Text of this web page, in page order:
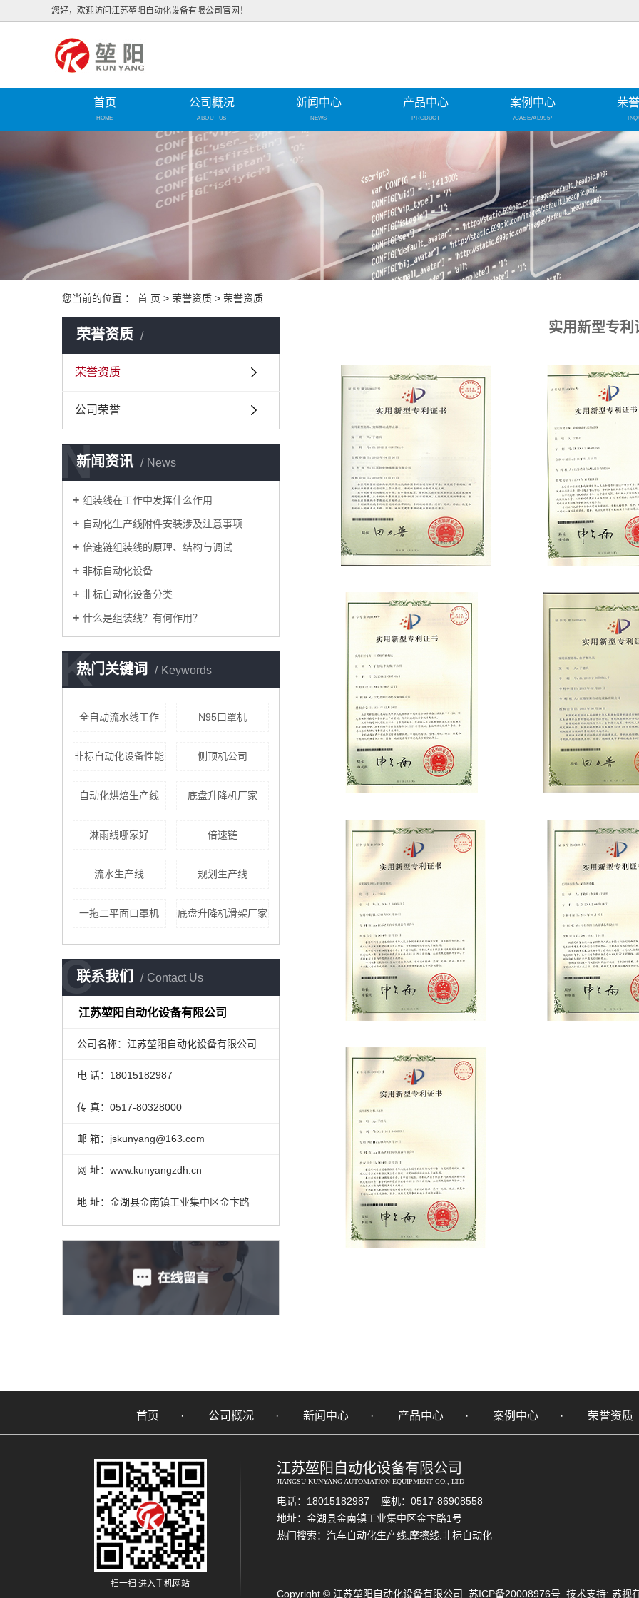
您好，欢迎访问江苏堃阳自动化设备有限公司官网！
首页
HOME
公司概况
ABOUT US
新闻中心
NEWS
产品中心
PRODUCT
案例中心
/CASE/AL995/
荣
您当前的位置 ： 首 页 > 荣誉资质 > 荣誉资质
荣誉资质
荣誉资质
公司荣誉
新闻资讯 News
N
组装线在工作中发挥什么作用
自动化生产线附件安装涉及注意事项
倍速链组装线的原理、结构与调试
非标自动化设备
非标自动化设备分类
什么是组装线？有何作用？
热门关键词 Keywords
K
全自动流水线工作 N95口罩机
非标自动化设备性能 侧顶机公司
自动化烘焙生产线 底盘升降机厂家
淋雨线哪家好 倍速链
流水生产线 规划生产线
一拖二平面口罩机 底盘升降机滑架厂家
联系我们 Contact Us
C
江苏堃阳自动化设备有限公司
公司名称：江苏堃阳自动化设备有限公司
电 话：18015182987
传 真：0517-80328000
邮 箱：jskunyang@163.com
网 址：www.kunyangzdh.cn
地 址：金湖县金南镇工业集中区金卞路
实用新型专利
首页 公司概况 新闻中心 产品中心 案例中心 荣誉资质
扫一扫 进入手机网站
江苏堃阳自动化设备有限公司
JIANGSU KUNYANG AUTOMATION EQUIPMENT CO., LTD
电话：18015182987 座机：0517-86908558
地址：金湖县金南镇工业集中区金卞路1号
热门搜索： 汽车自动化生产线 摩擦线 非标自动化
Copyright © 江苏堃阳自动化设备有限公司 苏ICP备20008976号 技术支持: 苏视